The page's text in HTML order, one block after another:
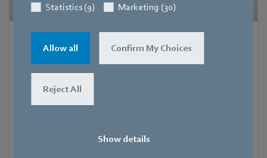
Statistics (9)
Marketing (30)
Allow all Confirm My Choices
Reject All
Show details
Mehr Leistung für kompakte